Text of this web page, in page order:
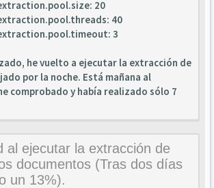
20
40
3
he vuelto a ejecutar la extracción de
por la noche. Está mañana al
comprobado y había realizado sólo 7
al ejecutar la extracción de
documentos (Tras dos días
un 13%).